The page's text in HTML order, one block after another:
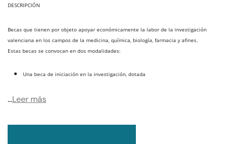
DESCRIPCIÓN
Becas que tienen por objeto apoyar económicamente la labor de la investigación
valenciana en los campos de la medicina, química, biología, farmacia y afines.
Estas becas se convocan en dos modalidades:
Una beca de iniciación en la investigación, dotada
…Leer más